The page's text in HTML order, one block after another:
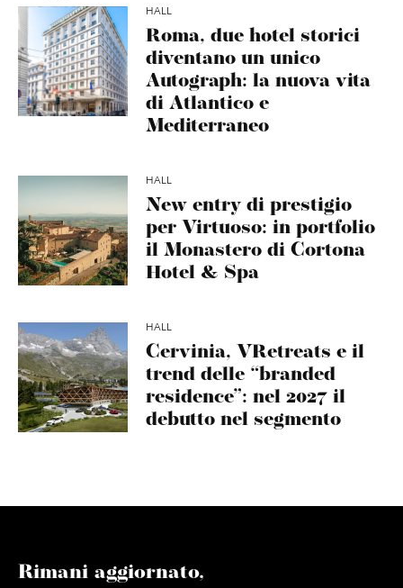
HALL
Roma, due hotel storici
diventano un unico
Autograph: la nuova vita
di Atlantico e
Mediterraneo
HALL
New entry di prestigio
per Virtuoso: in portfolio
il Monastero di Cortona
Hotel & Spa
HALL
Cervinia, VRetreats e il
trend delle “branded
residence”: nel 2027 il
debutto nel segmento
Rimani aggiornato,